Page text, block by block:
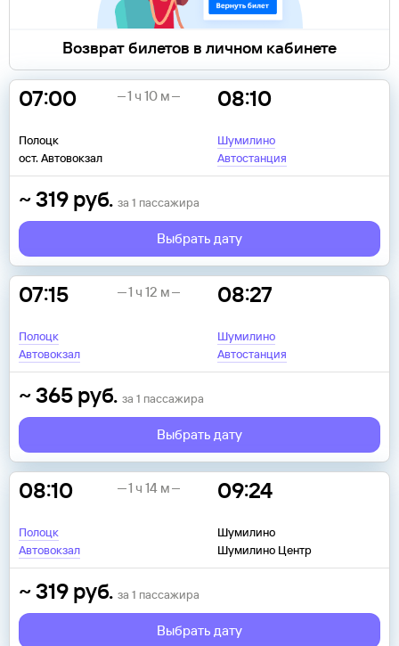
Возврат билетов в личном кабинете
07:00
Полоцк
ост. Автовокзал
08:10
Шумилино
Автостанция
1 ч 10 м
~319 руб. за 1 пассажира
Выбрать дату
07:15
Полоцк
Автовокзал
08:27
Шумилино
Автостанция
1 ч 12 м
~365 руб. за 1 пассажира
Выбрать дату
08:10
Полоцк
Автовокзал
09:24
Шумилино
Шумилино Центр
1 ч 14 м
~319 руб. за 1 пассажира
Выбрать дату